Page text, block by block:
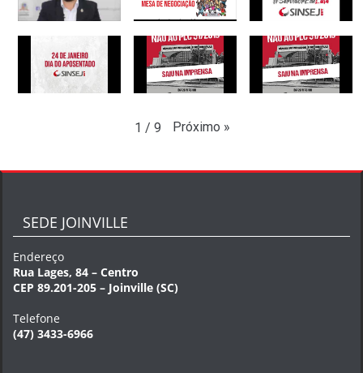
1 / 9 Próximo »
SEDE JOINVILLE
Endereço
Rua Lages, 84 – Centro
CEP 89.201-205 – Joinville (SC)
Telefone
(47) 3433-6966